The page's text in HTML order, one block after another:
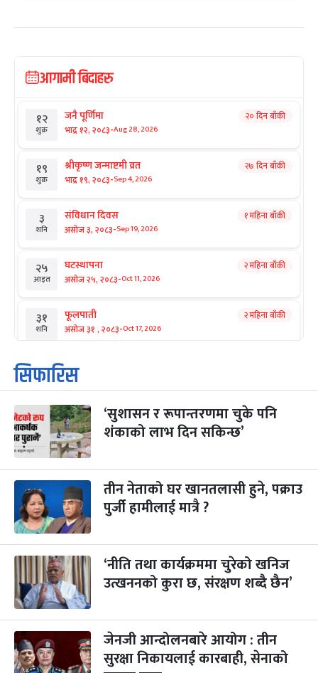
आगामी बिदाहरु
१२
शुक्र
जनै पूर्णिमा
भाद्र १२, २०८३-Aug 28, 2026
२० दिन बाँकी
१९
शुक्र
श्रीकृष्ण जन्माष्टमी व्रत
भाद्र १९, २०८३-Sep 4, 2026
२७ दिन बाँकी
३
शनि
संविधान दिवस
असोज ३, २०८३-Sep 19, 2026
१ महिना बाँकी
२५
आइत
घटस्थापना
असोज २५, २०८३-Oct 11, 2026
२ महिना बाँकी
३१
शनि
फूलपाती
असोज ३१ , २०८३-Oct 17, 2026
२ महिना बाँकी
१
आइत
कार्तिक सङ्क्रान्ति
कार्तिक १, २०८३
३
मंगल
महानवमी
कार्तिक ३, २०८३-Oct 20, 2026
२ महिना बाँकी
४
बुध कार्तिक ४, २०८३ Oct 21, 2026
५
बिहि
पापा‌ङ्कुशा एकादशी व्रत
कार्तिक ५, २०८३
२२
आइत
कुकुर तिहार
कार्तिक २२, २०८३-Nov 8, 2026
३ महिना बाँकी
२३
सोम
गाई पूजा
कार्तिक २३, २०८३
२४ गोरुपुजा ३ महिना बाँकी
सिफारिस
‘सुशासन र रूपान्तरणमा चुके पनि
शंकाको लाभ दिन सकिन्छ’
तीन नेताको घर खानतलासी हुने, पक्राउ
पुर्जी हामीलाई मात्रै ?
‘नीति तथा कार्यक्रममा चुरेको खनिज
उत्खननको कुरा छ, संरक्षण शब्दै छैन’
जेनजी आन्दोलनबारे आयोग : तीन
सुरक्षा निकायलाई कारबाही, सेनाको